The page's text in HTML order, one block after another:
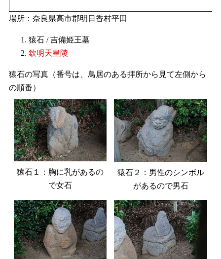
場所：奈良県高市郡明日香村平田
猿石 / 吉備姫王墓
欽明天皇陵
猿石の写真（番号は、鳥居のある拝所から見て左側から
の順番）
猿石１：胸に乳があるの
で女石
猿石２：男性のシンボル
があるので男石